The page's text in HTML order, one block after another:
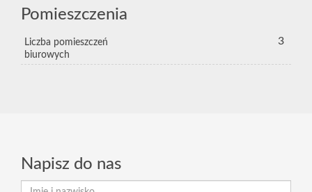
Pomieszczenia
Liczba pomieszczeń
biurowych
3
Napisz do nas